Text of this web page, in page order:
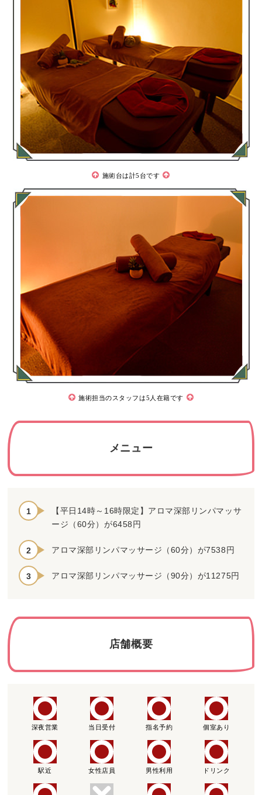
施術台は計5台です
施術担当のスタッフは5人在籍です
メニュー
【平日14時～16時限定】アロマ深部リンパマッサ
ージ（60分）が6458円
アロマ深部リンパマッサージ（60分）が7538円
アロマ深部リンパマッサージ（90分）が11275円
店舗概要
深夜営業 当日受付 指名予約 個室あり
駅近 女性店員 男性利用 ドリンク